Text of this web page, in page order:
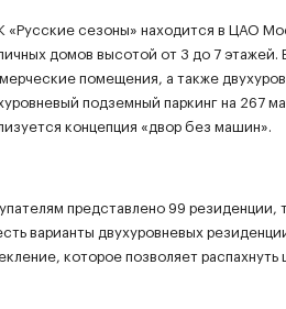
сезоны» находится в ЦАО
домов высотой от 3 до 7 этажей.
помещения, а также
подземный паркинг на 267
концепция «двор без машин».
представлено 99
варианты двухуровневых
которое позволяет